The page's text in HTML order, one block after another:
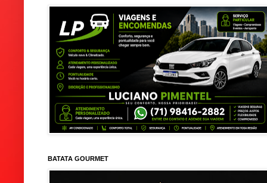
BATATA GOURMET